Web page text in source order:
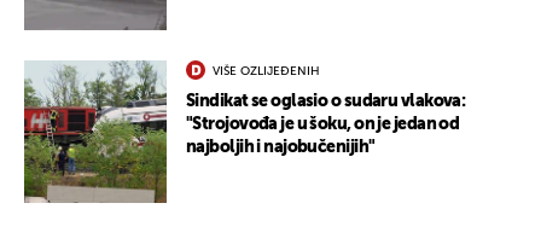
VIŠE OZLIJEĐENIH
Sindikat se oglasio o sudaru vlakova:
"Strojovođa je u šoku, on je jedan od
najboljih i najobučenijih"
UKLJUČITE NOTIFIKACIJE